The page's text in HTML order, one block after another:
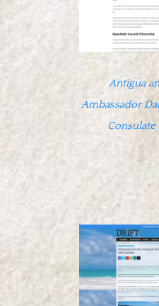
Antigua
Ambassador